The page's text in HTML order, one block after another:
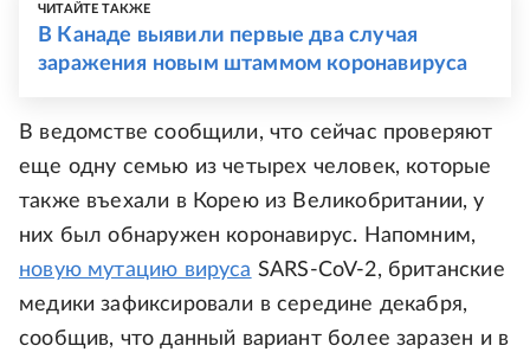
ЧИТАЙТЕ ТАКЖЕ
В Канаде выявили первые два случая
заражения новым штаммом коронавируса
В ведомстве сообщили, что сейчас проверяют
еще одну семью из четырех человек, которые
также въехали в Корею из Великобритании, у
них был обнаружен коронавирус. Напомним,
новую мутацию вируса SARS-CoV-2, британские
медики зафиксировали в середине декабря,
сообщив, что данный вариант более заразен и в